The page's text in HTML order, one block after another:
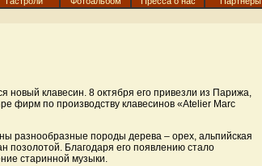
новый клавесин. 8 октября его привезли из Парижа,
фирм по производству клавесинов «Atelier Marc
разнообразные породы дерева – орех, альпийская
позолотой. Благодаря его появлению стало
старинной музыки.